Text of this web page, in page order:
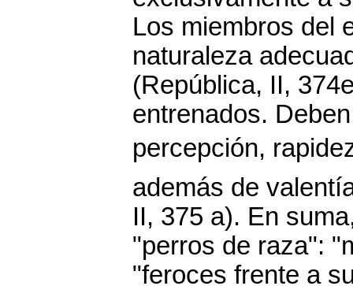
Los miembros del
naturaleza
(República, II,
entrenados.
percepción,
además de
II, 375 a). En
"perros de raza":
"feroces frente a